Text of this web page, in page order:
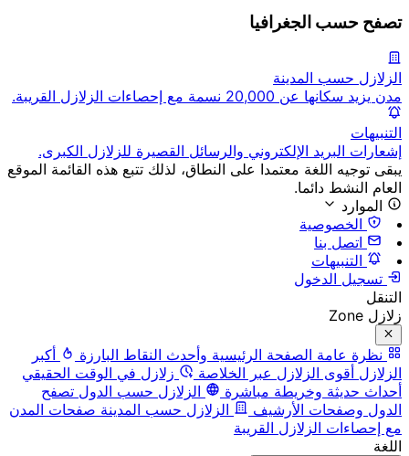
تصفح حسب الجغرافيا
الزلازل حسب المدينة
مدن يزيد سكانها عن 20,000 نسمة مع إحصاءات الزلازل القريبة.
التنبيهات
إشعارات البريد الإلكتروني والرسائل القصيرة للزلازل الكبرى.
يبقى توجيه اللغة معتمدا على النطاق، لذلك تتبع هذه القائمة الموقع
العام النشط دائما.
الموارد
الخصوصية
اتصل بنا
التنبيهات
تسجيل الدخول
التنقل
زلازل Zone
نظرة عامة الصفحة الرئيسية وأحدث النقاط البارزة
أكبر
الزلازل أقوى الزلازل عبر الخلاصة
زلازل في الوقت الحقيقي
أحداث حديثة وخريطة مباشرة
الزلازل حسب الدول تصفح
الدول وصفحات الأرشيف
الزلازل حسب المدينة صفحات المدن
مع إحصاءات الزلازل القريبة
اللغة